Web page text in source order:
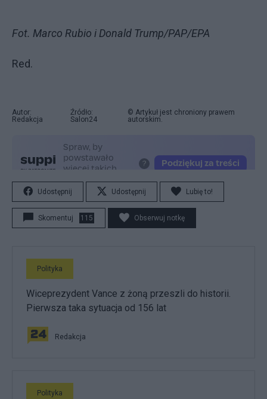
Fot. Marco Rubio i Donald Trump/PAP/EPA
Red.
Autor:
Redakcja
Źródło:
Salon24
© Artykuł jest chroniony prawem
autorskim.
Udostępnij Udostępnij Lubię to!
Skomentuj 115 Obserwuj notkę
Polityka
Wiceprezydent Vance z żoną przeszli do historii.
Pierwsza taka sytuacja od 156 lat
Redakcja
Polityka